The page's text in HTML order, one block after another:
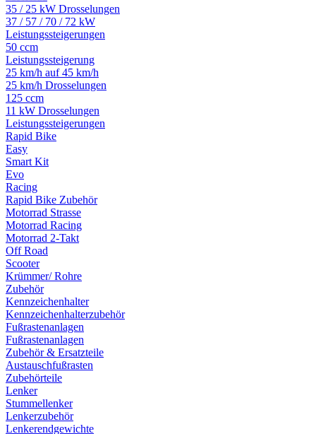
35 / 25 kW Drosselungen
37 / 57 / 70 / 72 kW
Leistungssteigerungen
50 ccm
Leistungssteigerung
25 km/h auf 45 km/h
25 km/h Drosselungen
125 ccm
11 kW Drosselungen
Leistungssteigerungen
Rapid Bike
Easy
Smart Kit
Evo
Racing
Rapid Bike Zubehör
Motorrad Strasse
Motorrad Racing
Motorrad 2-Takt
Off Road
Scooter
Krümmer/ Rohre
Zubehör
Kennzeichenhalter
Kennzeichenhalterzubehör
Fußrastenanlagen
Fußrastenanlagen
Zubehör & Ersatzteile
Austauschfußrasten
Zubehörteile
Lenker
Stummellenker
Lenkerzubehör
Lenkerendgewichte